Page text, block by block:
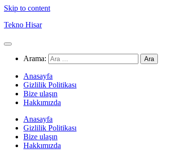
Skip to content
Tekno Hisar
Arama:
Anasayfa
Gizlilik Politikası
Bize ulaşın
Hakkımızda
Anasayfa
Gizlilik Politikası
Bize ulaşın
Hakkımızda